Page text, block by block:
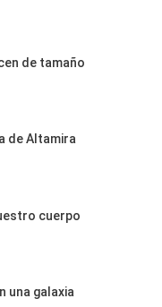
de tamaño
de Altamira
cuerpo
una galaxia